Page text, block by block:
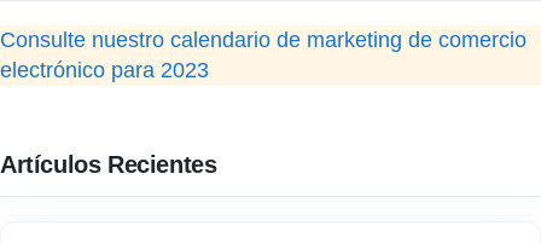
Consulte nuestro calendario de marketing de comercio
electrónico para 2023
Artículos Recientes